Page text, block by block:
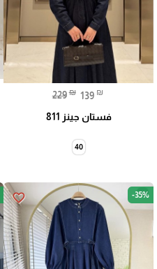
229 ₪ 139 ₪
فستان جينز 811
40
favorite_border -35%